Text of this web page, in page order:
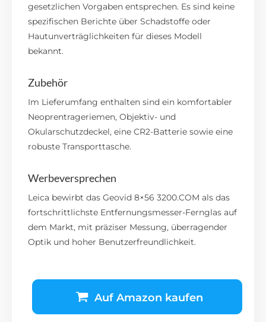
gesetzlichen Vorgaben entsprechen. Es sind keine
spezifischen Berichte über Schadstoffe oder
Hautunverträglichkeiten für dieses Modell
bekannt.
Zubehör
Im Lieferumfang enthalten sind ein komfortabler
Neoprentrageriemen, Objektiv- und
Okularschutzdeckel, eine CR2-Batterie sowie eine
robuste Transporttasche.
Werbeversprechen
Leica bewirbt das Geovid 8×56 3200.COM als das
fortschrittlichste Entfernungsmesser-Fernglas auf
dem Markt, mit präziser Messung, überragender
Optik und hoher Benutzerfreundlichkeit.
Auf Amazon kaufen